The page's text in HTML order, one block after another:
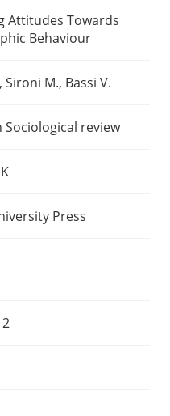
Attitudes Towards
Behaviour
Sironi M., Bassi V.
Sociological review
Press